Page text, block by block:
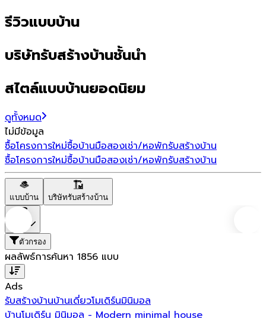
รีวิวแบบบ้าน
บริษัทรับสร้างบ้านชั้นนำ
สไตล์แบบบ้านยอดนิยม
ดูทั้งหมด
ไม่มีข้อมูล
ซื้อโครงการใหม่ซื้อบ้านมือสองเช่า/หอพักรับสร้างบ้าน
ซื้อโครงการใหม่ซื้อบ้านมือสองเช่า/หอพักรับสร้างบ้าน
แบบบ้าน บริษัทรับสร้างบ้าน
ตัวกรอง
ผลลัพธ์การค้นหา 1856 แบบ
Ads
รับสร้างบ้านบ้านเดี่ยวโมเดิร์นมินิมอล